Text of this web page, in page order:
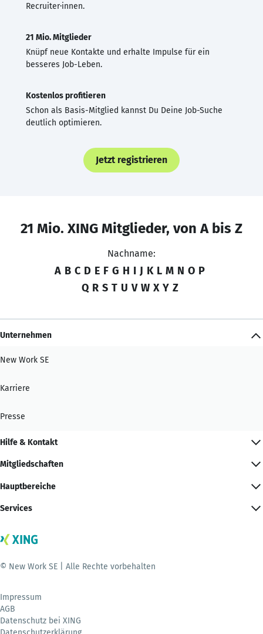
Recruiter·innen.
21 Mio. Mitglieder
Knüpf neue Kontakte und erhalte Impulse für ein
besseres Job-Leben.
Kostenlos profitieren
Schon als Basis-Mitglied kannst Du Deine Job-Suche
deutlich optimieren.
Jetzt registrieren
21 Mio. XING Mitglieder, von A bis Z
Nachname:
A B C D E F G H I J K L M N O P
Q R S T U V W X Y Z
Unternehmen
New Work SE
Karriere
Presse
Hilfe & Kontakt
Mitgliedschaften
Hauptbereiche
Services
© New Work SE | Alle Rechte vorbehalten
Impressum
AGB
Datenschutz bei XING